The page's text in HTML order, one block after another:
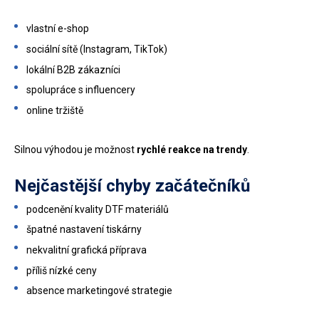
vlastní e-shop
sociální sítě (Instagram, TikTok)
lokální B2B zákazníci
spolupráce s influencery
online tržiště
Silnou výhodou je možnost rychlé reakce na trendy
Nejčastější chyby začátečníků
podcenění kvality DTF materiálů
špatné nastavení tiskárny
nekvalitní grafická příprava
příliš nízké ceny
absence marketingové strategie